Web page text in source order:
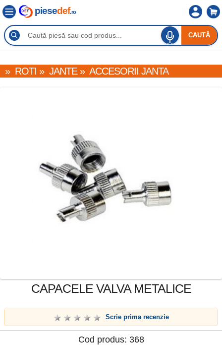
CAUTĂ
piesedef.ro
» ROTI » JANTE» ACCESORII JANTA
CAPACELE VALVA METALICE
Scrie prima recenzie
Cod produs: 368